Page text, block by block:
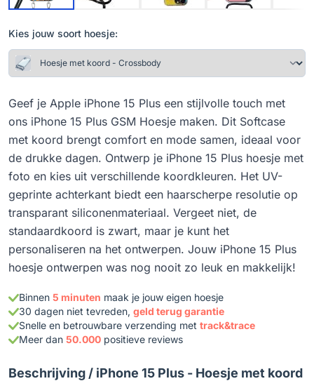
Kies jouw soort hoesje:
Geef je Apple iPhone 15 Plus een stijlvolle touch met
ons iPhone 15 Plus GSM Hoesje maken. Dit Softcase
met koord brengt comfort en mode samen, ideaal voor
de drukke dagen. Ontwerp je iPhone 15 Plus hoesje met
foto en kies uit verschillende koordkleuren. Het UV-
geprinte achterkant biedt een haarscherpe resolutie op
transparant siliconenmateriaal. Vergeet niet, de
standaardkoord is zwart, maar je kunt het
personaliseren na het ontwerpen. Jouw iPhone 15 Plus
hoesje ontwerpen was nog nooit zo leuk en makkelijk!
Binnen 5 minuten maak je jouw eigen hoesje
30 dagen niet tevreden, geld terug garantie
Snelle en betrouwbare verzending met track&trace
Meer dan 50.000 positieve reviews
Beschrijving / iPhone 15 Plus - Hoesje met koord